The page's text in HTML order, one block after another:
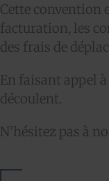
Cette convention
facturation, les
des frais de
En faisant appel
découlent.
N’hésitez pas à